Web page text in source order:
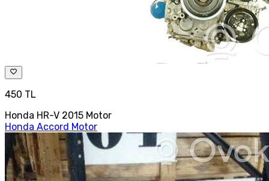
450 TL
Honda HR-V 2015 Motor
Honda Accord Motor